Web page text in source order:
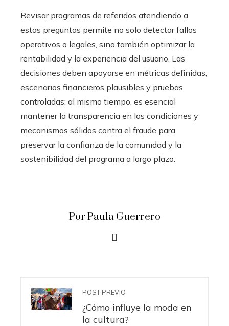
Revisar programas de referidos atendiendo a
estas preguntas permite no solo detectar fallos
operativos o legales, sino también optimizar la
rentabilidad y la experiencia del usuario. Las
decisiones deben apoyarse en métricas definidas,
escenarios financieros plausibles y pruebas
controladas; al mismo tiempo, es esencial
mantener la transparencia en las condiciones y
mecanismos sólidos contra el fraude para
preservar la confianza de la comunidad y la
sostenibilidad del programa a largo plazo.
Por Paula Guerrero
POST PREVIO
¿Cómo influye la moda en
la cultura?